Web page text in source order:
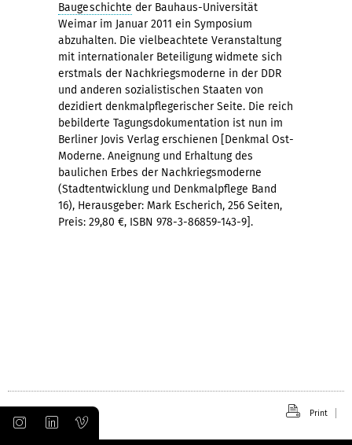
Baugeschichte der Bauhaus-Universität
Weimar im Januar 2011 ein Symposium
abzuhalten. Die vielbeachtete Veranstaltung
mit internationaler Beteiligung widmete sich
erstmals der Nachkriegsmoderne in der DDR
und anderen sozialistischen Staaten von
dezidiert denkmalpflegerischer Seite. Die reich
bebilderte Tagungsdokumentation ist nun im
Berliner Jovis Verlag erschienen [Denkmal Ost-
Moderne. Aneignung und Erhaltung des
baulichen Erbes der Nachkriegsmoderne
(Stadtentwicklung und Denkmalpflege Band
16), Herausgeber: Mark Escherich, 256 Seiten,
Preis: 29,80 €, ISBN 978-3-86859-143-9].
Print